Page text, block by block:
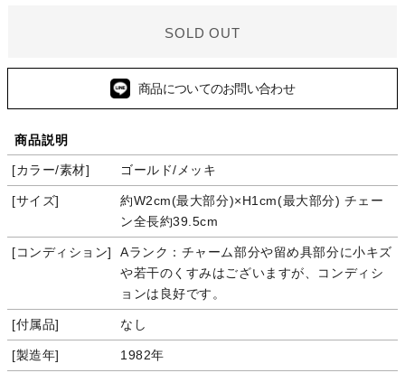
SOLD OUT
商品についてのお問い合わせ
商品説明
カラー/素材 ゴールド/メッキ
サイズ
約W2cm(最大部分)×H1cm(最大部分) チェー
ン全長約39.5cm
コンディション
Aランク：チャーム部分や留め具部分に小キズ
や若干のくすみはございますが、コンディシ
ョンは良好です。
付属品 なし
製造年 1982年